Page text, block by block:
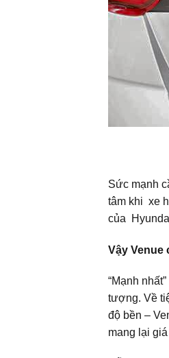
Sức mạnh
tâm khi xe
của
Vậy Venue
“Mạnh
tượng. Về
độ bền –
mang lại